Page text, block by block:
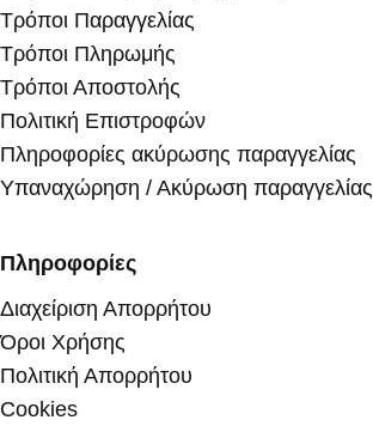
Τρόποι Παραγγελίας
Τρόποι Πληρωμής
Τρόποι Αποστολής
Πολιτική Επιστροφών
Πληροφορίες ακύρωσης παραγγελίας
Υπαναχώρηση / Ακύρωση παραγγελίας
Πληροφορίες
Διαχείριση Απορρήτου
Όροι Χρήσης
Πολιτική Απορρήτου
Cookies